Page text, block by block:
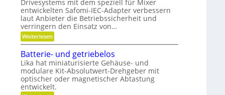
i
t
s
e
c
h
s
F
r
e
l
l
a
g
e
r
i
t
i
o
n
i
r
e
n
s
l
a
u
f
w
i
s
c
h
a
f
Drivesystems mit dem speziell für Mixer
entwickelten Safomi-IEC-Adapter verbessern
laut Anbieter die Betriebssicherheit und
verringern den Einsatz von…
Weiterlesen:
L
n
g
e
r
e
B
Batterie- und getriebelos
Lika hat miniaturisierte Gehäuse- und
modulare Kit-Absolutwert-Drehgeber mit
optischer oder magnetischer Abtastung
entwickelt.